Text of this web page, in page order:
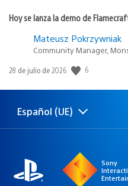
Hoy se lanza la demo de
Mateusz Pokrzywniak
Community Manager,
Fecha
publicación:
28 de julio de 2026 6
Selecciona
Región
Español (UE)
Sony